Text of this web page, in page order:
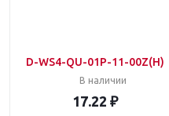
D-WS4-QU-01P-11-00Z(H)
В наличии
17.22 ₽